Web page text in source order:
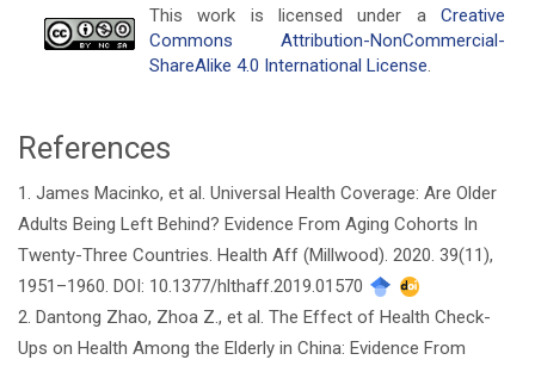
Article
This work is licensed under a Creative
Commons Attribution-NonCommercial-
ShareAlike 4.0 International License.
References
1. James Macinko, et al. Universal Health Coverage: Are Older
Adults Being Left Behind? Evidence From Aging Cohorts In
Twenty-Three Countries. Health Aff (Millwood). 2020. 39(11),
1951–1960. DOI: 10.1377/hlthaff.2019.01570
2. Dantong Zhao, Zhoa Z., et al. The Effect of Health Check-
Ups on Health Among the Elderly in China: Evidence From